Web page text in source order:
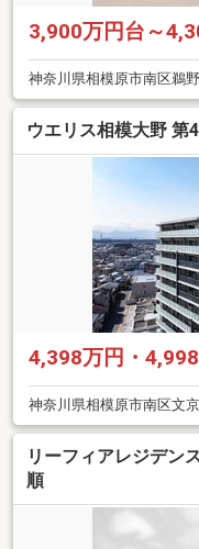
3,900万円台～
神奈川県相模原市南区鵜野
ウエリス相模大野 第
4,398万円・
神奈川県相模原市南区文京
リーフィアレジデン
順